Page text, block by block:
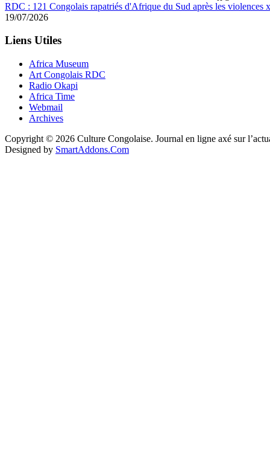
RDC : 121 Congolais rapatriés d'Afrique du Sud après les violences
19/07/2026
Liens Utiles
Africa Museum
Art Congolais RDC
Radio Okapi
Africa Time
Webmail
Archives
Copyright © 2026 Culture Congolaise. Journal en ligne axé sur
Designed by SmartAddons.Com